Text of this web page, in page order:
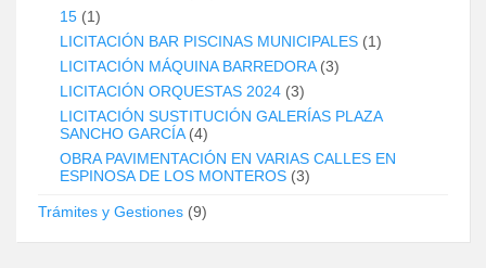
15 (1)
LICITACIÓN BAR PISCINAS MUNICIPALES (1)
LICITACIÓN MÁQUINA BARREDORA(3)
LICITACIÓN ORQUESTAS 2024 (3)
LICITACIÓN SUSTITUCIÓN GALERÍAS PLAZA
SANCHO GARCÍA(4)
OBRA PAVIMENTACIÓN EN VARIAS CALLES EN
ESPINOSA DE LOS MONTEROS (3)
Trámites y Gestiones (9)